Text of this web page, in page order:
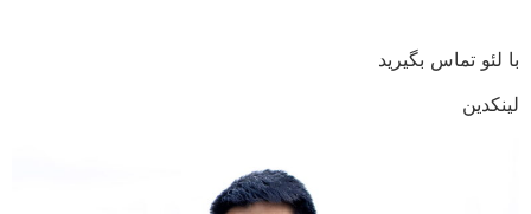
با لئو تماس بگیرید
لینکدین